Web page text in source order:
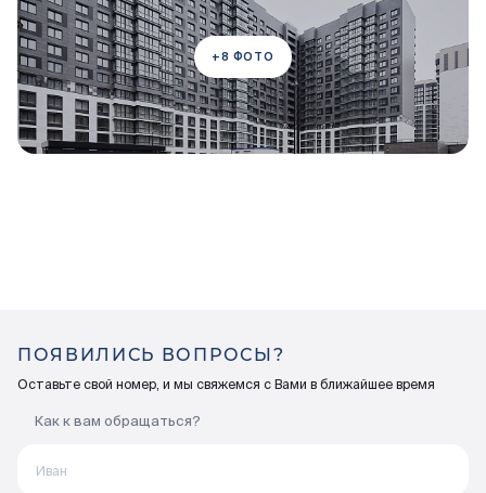
+8 ФОТО
ПОЯВИЛИСЬ ВОПРОСЫ?
Оставьте свой номер, и мы свяжемся с Вами в ближайшее время
Как к вам обращаться?